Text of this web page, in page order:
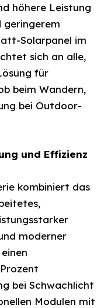
höhere Leistung
geringerem
Solarpanel im
sich an alle,
für
beim Wandern,
bei Outdoor-
und Effizienz
kombiniert das
moderner
bei Schwachlicht
Modulen mit